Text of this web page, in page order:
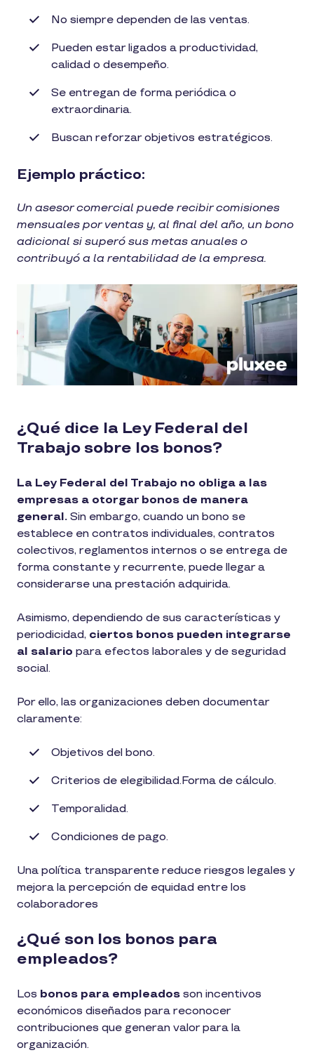
No siempre dependen de las ventas.
Pueden estar ligados a productividad,
calidad o desempeño.
Se entregan de forma periódica o
extraordinaria.
Buscan reforzar objetivos estratégicos.
Ejemplo práctico:
Un asesor comercial puede recibir comisiones
mensuales por ventas y, al final del año, un bono
adicional si superó sus metas anuales o
contribuyó a la rentabilidad de la empresa.
¿Qué dice la Ley Federal del
Trabajo sobre los bonos?
La Ley Federal del Trabajo no obliga a las
empresas a otorgar bonos de manera
general. Sin embargo, cuando un bono se
establece en contratos individuales, contratos
colectivos, reglamentos internos o se entrega de
forma constante y recurrente, puede llegar a
considerarse una prestación adquirida.
Asimismo, dependiendo de sus características y
periodicidad, ciertos bonos pueden integrarse
al salario para efectos laborales y de seguridad
social.
Por ello, las organizaciones deben documentar
claramente:
Objetivos del bono.
Criterios de elegibilidad.Forma de cálculo.
Temporalidad.
Condiciones de pago.
Una política transparente reduce riesgos legales y
mejora la percepción de equidad entre los
colaboradores
¿Qué son los bonos para
empleados?
Los bonos para empleados son incentivos
económicos diseñados para reconocer
contribuciones que generan valor para la
organización.